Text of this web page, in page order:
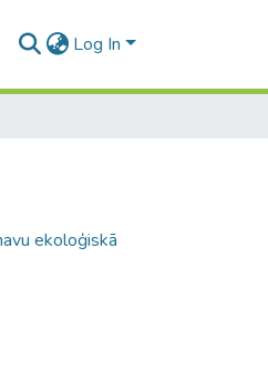
Log In
ekoloģiskā